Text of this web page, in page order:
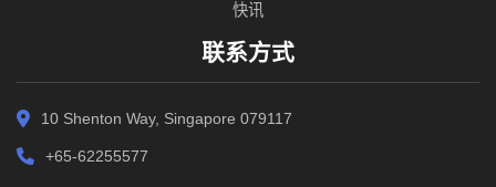
快讯
联系方式
10 Shenton Way, Singapore 079117
+65-62255577